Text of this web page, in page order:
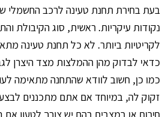
בחירת תחנת טעינה לרכב החשמלי
עיקריות. ראשית, סוג הקיבולת
ביותר. לא כל תחנת טעינה
לבדוק מהן ההמלצות מצד היצרן
כן, חשוב לוודא שהתחנה מתאימה
לה, במיוחד אם אתם מתכננים לבצע
או במצבים בהם יש צורך לטעון את